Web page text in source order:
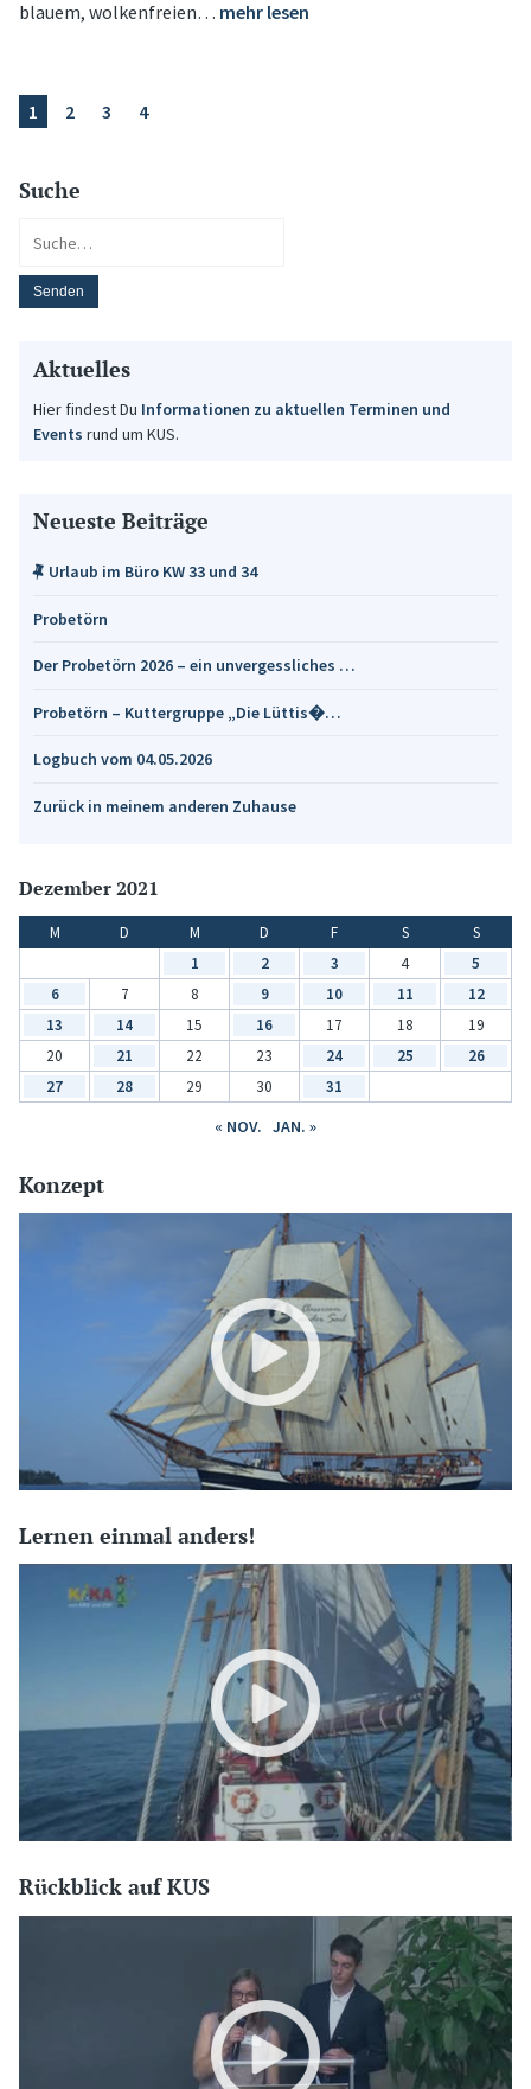
blauem, wolkenfreien… mehr lesen
1 2 3 4
Suche
Aktuelles
Hier findest Du Informationen zu aktuellen Terminen und
Events rund um KUS.
Neueste Beiträge
Urlaub im Büro KW 33 und 34
Probetörn
Der Probetörn 2026 – ein unvergessliches …
Probetörn – Kuttergruppe „Die Lüttis�…
Logbuch vom 04.05.2026
Zurück in meinem anderen Zuhause
Dezember 2021
M D M D F S
S
1
2 3 4
5
6
7 8 9 10 11
12
13
14 15 16 17 18
19
20
21 22 23 24 25
26
27
28 29 30 31
« NOV. JAN. »
Konzept
Lernen einmal anders!
Rückblick auf KUS